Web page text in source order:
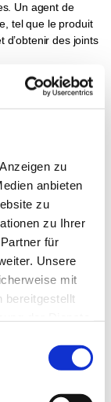
zu
anbieten
zu
zu Ihrer
für
Unsere
mit
bereitgestellt
Un agent de
tel que le produit
d’obtenir des joints
de OTTOSEAL® S
produit ?
: